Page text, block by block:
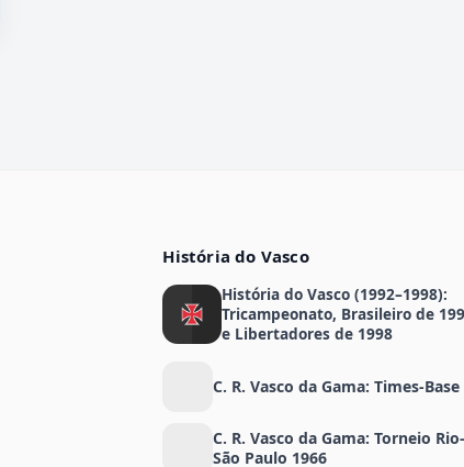
História do Vasco
História do Vasco (1992–1998):
Tricampeonato, Brasileiro de
e Libertadores de 1998
C. R. Vasco da Gama: Times-Base
C. R. Vasco da Gama: Torneio
São Paulo 1966